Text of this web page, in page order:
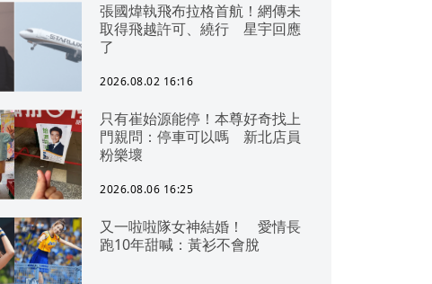
張國煒執飛布拉格首航！網傳未
取得飛越許可、繞行 星宇回應
了
2026.08.02 16:16
只有崔始源能停！本尊好奇找上
門親問：停車可以嗎 新北店員
粉樂壞
2026.08.06 16:25
又一啦啦隊女神結婚！ 愛情長
跑10年甜喊：黃衫不會脫